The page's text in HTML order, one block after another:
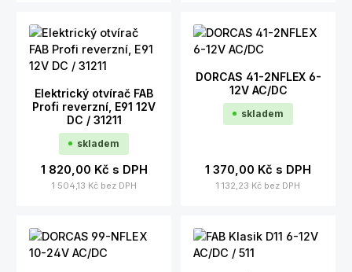
Elektrický otvírač FAB
Profi reverzní, E91 12V
DC / 31211
skladem
1 820,00 Kč s DPH
1 504,13 Kč bez DPH
DORCAS 41-2NFLEX 6-
12V AC/DC
skladem
1 370,00 Kč s DPH
1 132,23 Kč bez DPH